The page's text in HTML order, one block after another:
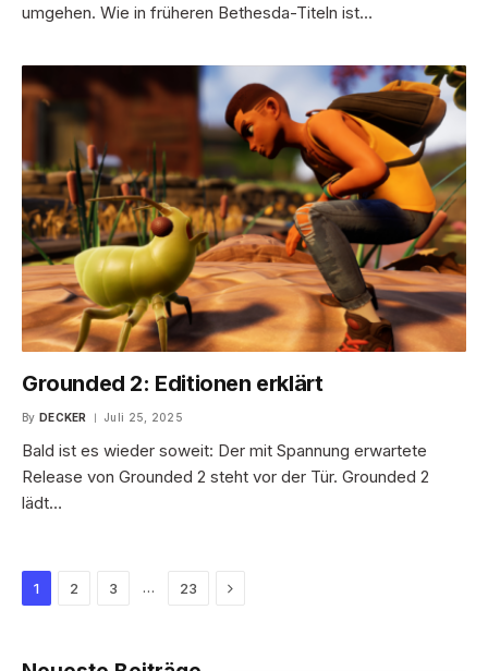
umgehen. Wie in früheren Bethesda-Titeln ist…
Grounded 2: Editionen erklärt
By DECKER Juli 25, 2025
Bald ist es wieder soweit: Der mit Spannung erwartete
Release von Grounded 2 steht vor der Tür. Grounded 2
lädt…
1 2 3 … 23 Next